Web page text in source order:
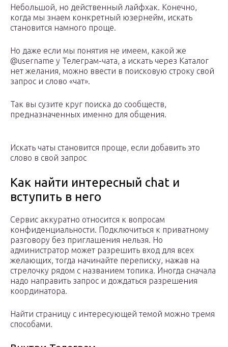
Небольшой, но действенный лайфхак. Конечно,
когда мы знаем конкретный юзернейм, искать
становится намного проще.
Но даже если мы понятия не имеем, какой же
@username у Телеграм-чата, а искать через Каталог
нет желания, можно ввести в поисковую строку свой
запрос и слово «чат».
Так вы сузите круг поиска до сообществ,
предназначенных именно для общения.
Искать чаты становится проще, если добавить это
слово в свой запрос
Как найти интересный chat и
вступить в него
Сервис аккуратно относится к вопросам
конфиденциальности. Подключиться к приватному
разговору без приглашения нельзя. Но
администратор может разрешить вход для всех
желающих, тогда начинайте переписку, нажав на
стрелочку рядом с названием топика. Иногда сначала
надо направить запрос и дождаться разрешения
координатора.
Найти страницу с интересующей темой можно тремя
способами.